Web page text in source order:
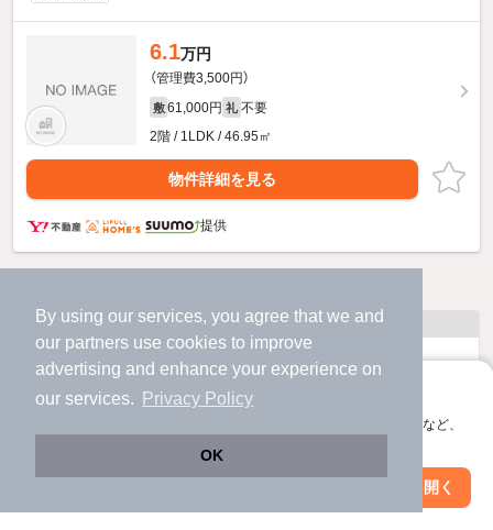
By using our services, you agree that we and
our partners use cookies to improve
advertising and enhance your experience on
our services.
Privacy Policy
OK
アプリに切り替えて、サクサクお部屋探し
会員登録なしですぐ使える。マップ検索やお気に入り保存など、
アプリを開く
6.1万円
（管理費3,500円）
敷 61,000円 礼 不要
2階 / 1LDK / 46.95㎡
物件詳細を見る
提供
人気のこだわり条件
バス・トイレ別 2階以上
絞り込み条件を変更